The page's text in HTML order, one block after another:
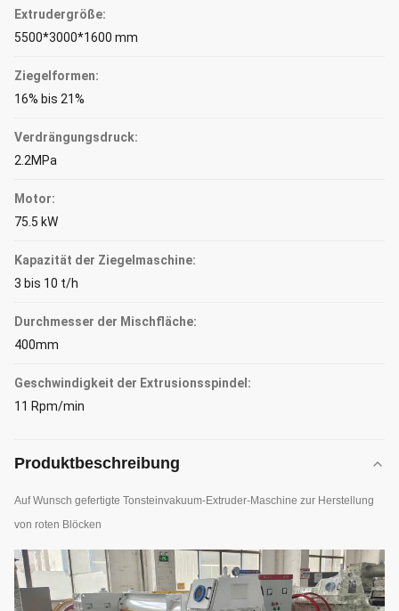
Extrudergröße:
5500*3000*1600 mm
Ziegelformen:
16% bis 21%
Verdrängungsdruck:
2.2MPa
Motor:
75.5 kW
Kapazität der Ziegelmaschine:
3 bis 10 t/h
Durchmesser der Mischfläche:
400mm
Geschwindigkeit der Extrusionsspindel:
11 Rpm/min
Produktbeschreibung
Auf Wunsch gefertigte Tonsteinvakuum-Extruder-Maschine zur Herstellung
von roten Blöcken